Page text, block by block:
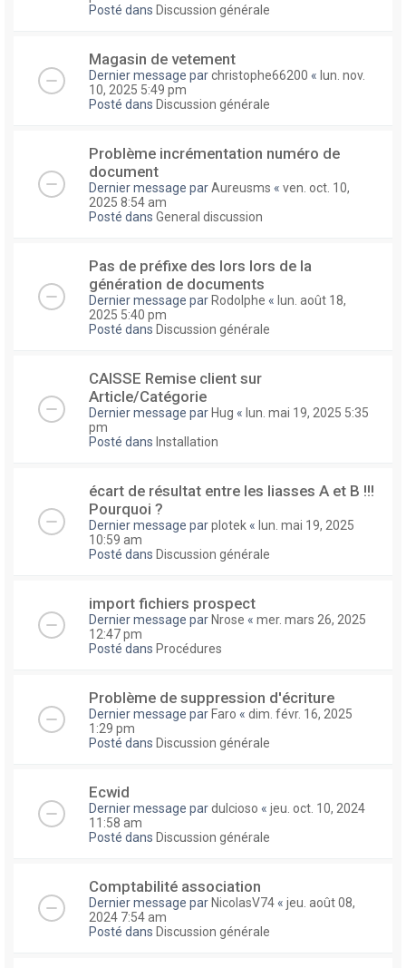
Posté dans Discussion générale
Magasin de vetement
Dernier message parchristophe66200 « lun. nov.
10, 2025 5:49 pm
Posté dans Discussion générale
Problème incrémentation numéro de
document
Dernier message parAureusms « ven. oct. 10,
2025 8:54 am
Posté dans General discussion
Pas de préfixe des lors lors de la
génération de documents
Dernier message par Rodolphe « lun. août 18,
2025 5:40 pm
Posté dans Discussion générale
CAISSE Remise client sur
Article/Catégorie
Dernier message par Hug « lun. mai 19, 2025 5:35
pm
Posté dans Installation
écart de résultat entre les liasses A et B !!!
Pourquoi ?
Dernier message parplotek « lun. mai 19, 2025
10:59 am
Posté dans Discussion générale
import fichiers prospect
Dernier message par Nrose « mer. mars 26, 2025
12:47 pm
Posté dans Procédures
Problème de suppression d'écriture
Dernier message par Faro « dim. févr. 16, 2025
1:29 pm
Posté dans Discussion générale
Ecwid
Dernier message pardulcioso « jeu. oct. 10, 2024
11:58 am
Posté dans Discussion générale
Comptabilité association
Dernier message par NicolasV74 « jeu. août 08,
2024 7:54 am
Posté dans Discussion générale